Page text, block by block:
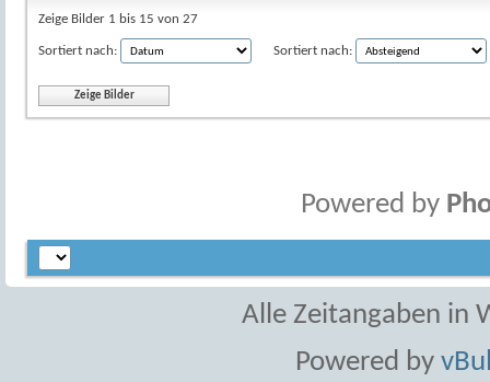
Zeige Bilder 1 bis 15 von 27
Sortiert nach: Sortiert nach:
Powered by
Alle Zeitangaben in
Powered by